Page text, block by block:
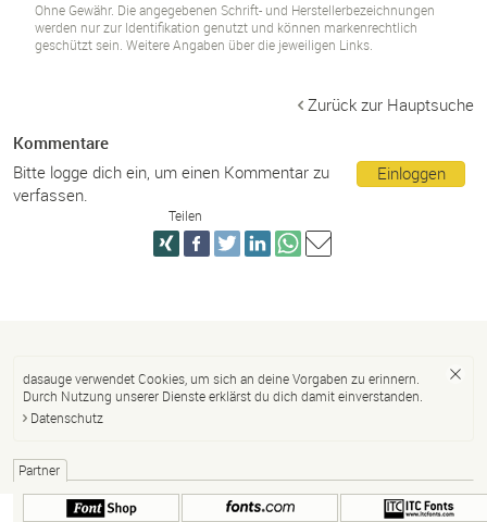
Ohne Gewähr. Die angegebenen Schrift- und Herstellerbezeichnungen
werden nur zur Identifikation genutzt und können markenrechtlich
geschützt sein. Weitere Angaben über die jeweiligen Links.
Zurück zur Hauptsuche
Kommentare
Einloggen
Bitte logge dich ein, um einen Kommentar zu
verfassen.
Teilen
dasauge verwendet Cookies, um sich an deine Vorgaben zu erinnern.
Durch Nutzung unserer Dienste erklärst du dich damit einverstanden.
Datenschutz
Partner